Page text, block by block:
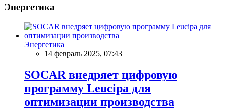
Энергетика
Энергетика
14 февраль 2025, 07:43
SOCAR внедряет цифровую
программу Leucipa для
оптимизации производства